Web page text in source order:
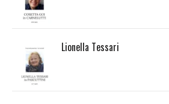
Lionella Tessari